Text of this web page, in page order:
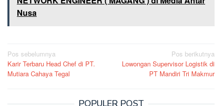
Nusa
Navigasi
pos
Pos sebelumnya
Karir Terbaru Head Chef di PT.
Mutiara Cahaya Tegal
Pos berikutnya
Lowongan Supervisor Logistik di
PT Mandiri Tri Makmur
POPULER POST